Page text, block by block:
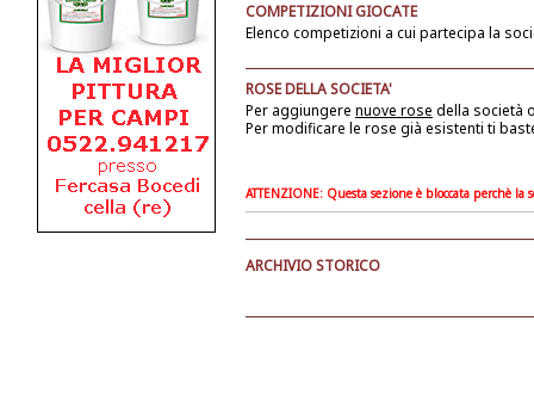
COMPETIZIONI GIOCATE
Elenco competizioni a cui partecipa la
ROSE DELLA SOCIETA'
Per aggiungere nuove rose della società
Per modificare le rose già esistenti ti
ATTENZIONE: Questa sezione è bloccata perchè
ARCHIVIO STORICO